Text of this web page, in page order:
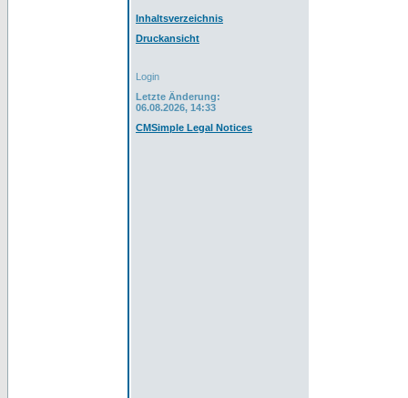
Inhaltsverzeichnis
Druckansicht
Login
Letzte Änderung:
06.08.2026, 14:33
CMSimple Legal Notices